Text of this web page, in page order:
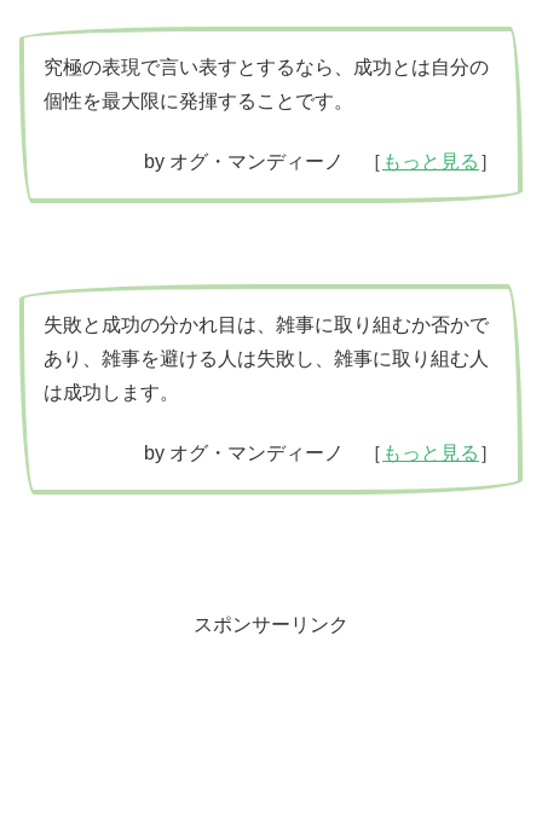
究極の表現で言い表すとするなら、成功とは自分の
個性を最大限に発揮することです。
by オグ・マンディーノ ［ もっと見る ］
失敗と成功の分かれ目は、雑事に取り組むか否かで
あり、雑事を避ける人は失敗し、雑事に取り組む人
は成功します。
by オグ・マンディーノ ［ もっと見る ］
スポンサーリンク